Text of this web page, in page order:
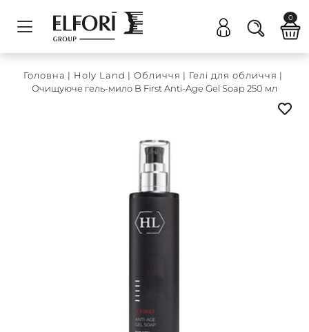
0
Головна | Holy Land | Обличчя | Гелі для обличчя |
Очищуюче гель-мило B First Anti-Age Gel Soap 250 мл